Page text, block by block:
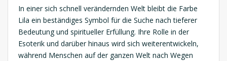
In einer sich schnell verändernden Welt bleibt die Farbe
Lila ein beständiges Symbol für die Suche nach tieferer
Bedeutung und spiritueller Erfüllung. Ihre Rolle in der
Esoterik und darüber hinaus wird sich weiterentwickeln,
während Menschen auf der ganzen Welt nach Wegen